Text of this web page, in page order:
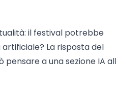
il festival potrebbe
La risposta del
a una sezione IA